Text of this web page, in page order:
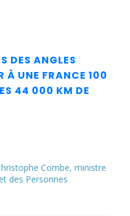
DES ANGLES
À UNE FRANCE 100
44 000 KM DE
Combe, ministre
des Personnes